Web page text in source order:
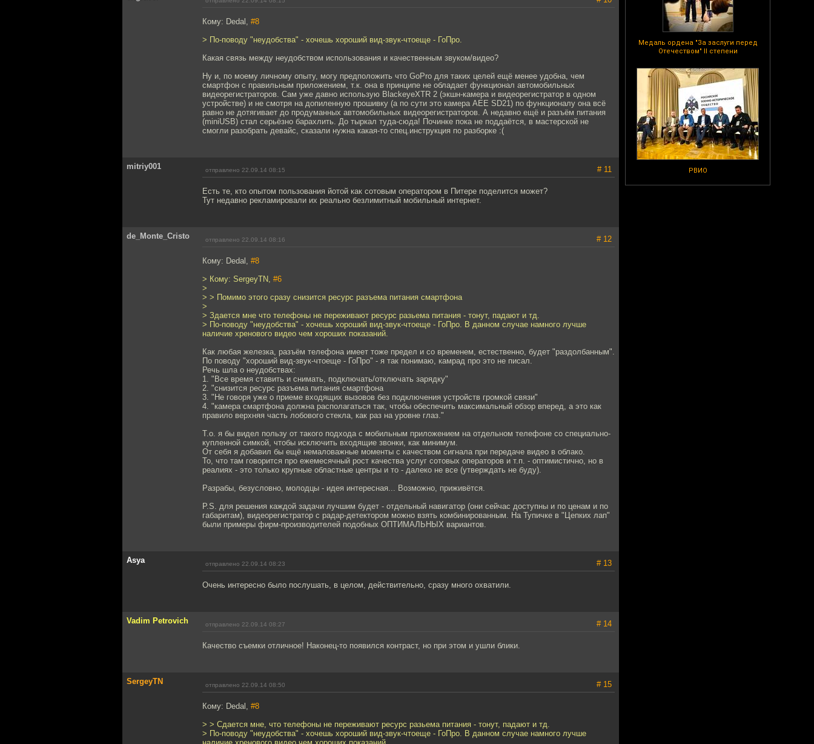
Медаль ордена "За заслуги перед
Отечеством" II степени
РВИО
Кому: Dedal, #8
> По-поводу "неудобства" - хочешь хороший вид-звук-чтоеще - ГоПро.
Какая связь между неудобством использования и качественным звуком/видео?
Ну и, по моему личному опыту, могу предположить что GoPro для таких целей ещё менее удобна, чем
смартфон с правильным приложением, т.к. она в принципе не обладает функционал автомобильных
видеорегистраторов. Сам уже давно использую BlackeyeXTR 2 (экшн-камера и видеорегистратор в одном
устройстве) и не смотря на допиленную прошивку (а по сути это камера AEE SD21) по функционалу она всё
равно не дотягивает до продуманных автомобильных видеорегистраторов. А недавно ещё и разъём питания
(miniUSB) стал серьёзно барахлить. До тыркал туда-сюда! Починке пока не поддаётся, в мастерской не
смогли разобрать девайс, сказали нужна какая-то спец.инструкция по разборке :(
mitriy001 отправлено 22.09.14 08:15 # 11
Есть те, кто опытом пользования йотой как сотовым оператором в Питере поделится может?
Тут недавно рекламировали их реально безлимитный мобильный интернет.
de_Monte_Cristo отправлено 22.09.14 08:16 # 12
Кому: Dedal, #8
> Кому: SergeyTN, #6
>
> > Помимо этого сразу снизится ресурс разъема питания смартфона
>
> Здается мне что телефоны не переживают ресурс разьема питания - тонут, падают и тд.
> По-поводу "неудобства" - хочешь хороший вид-звук-чтоеще - ГоПро. В данном случае намного лучше
наличие хренового видео чем хороших показаний.
Как любая железка, разъём телефона имеет тоже предел и со временем, естественно, будет "раздолбанным".
По поводу "хороший вид-звук-чтоеще - ГоПро" - я так понимаю, камрад про это не писал.
Речь шла о неудобствах:
1. "Все время ставить и снимать, подключать/отключать зарядку"
2. "снизится ресурс разъема питания смартфона
3. "Не говоря уже о приеме входящих вызовов без подключения устройств громкой связи"
4. "камера смартфона должна располагаться так, чтобы обеспечить максимальный обзор вперед, а это как
правило верхняя часть лобового стекла, как раз на уровне глаз."
Т.о. я бы видел пользу от такого подхода с мобильным приложением на отдельном телефоне со специально-
купленной симкой, чтобы исключить входящие звонки, как минимум.
От себя я добавил бы ещё немаловажные моменты с качеством сигнала при передаче видео в облако.
То, что там говорится про ежемесячный рост качества услуг сотовых операторов и т.п. - оптимистично, но в
реалиях - это только крупные областные центры и то - далеко не все (утверждать не буду).
Разрабы, безусловно, молодцы - идея интересная... Возможно, приживётся.
P.S. для решения каждой задачи лучшим будет - отдельный навигатор (они сейчас доступны и по ценам и по
габаритам), видеорегистратор с радар-детектором можно взять комбинированным. На Тупичке в "Цепких лап"
были примеры фирм-производителей подобных ОПТИМАЛЬНЫХ вариантов.
Asya отправлено 22.09.14 08:23 # 13
Очень интересно было послушать, в целом, действительно, сразу много охватили.
Vadim Petrovich отправлено 22.09.14 08:27 # 14
Качество съемки отличное! Наконец-то появился контраст, но при этом и ушли блики.
SergeyTN отправлено 22.09.14 08:50 # 15
Кому: Dedal, #8
> > Сдается мне, что телефоны не переживают ресурс разьема питания - тонут, падают и тд.
> По-поводу "неудобства" - хочешь хороший вид-звук-чтоеще - ГоПро. В данном случае намного лучше